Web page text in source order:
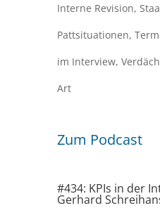
Interne Revision,
Pattsituationen,
im Interview,
Art
Zum Podcast
#434: KPIs in der
Gerhard